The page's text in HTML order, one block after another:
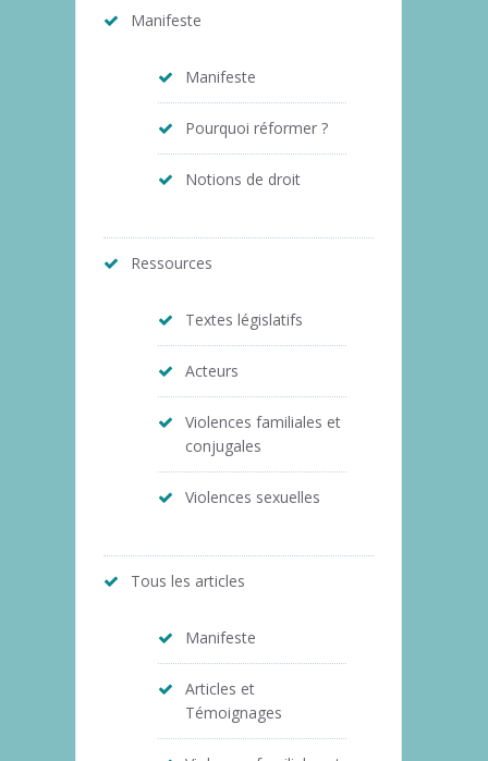
Manifeste
Manifeste
Pourquoi réformer ?
Notions de droit
Ressources
Textes législatifs
Acteurs
Violences familiales et
conjugales
Violences sexuelles
Tous les articles
Manifeste
Articles et
Témoignages